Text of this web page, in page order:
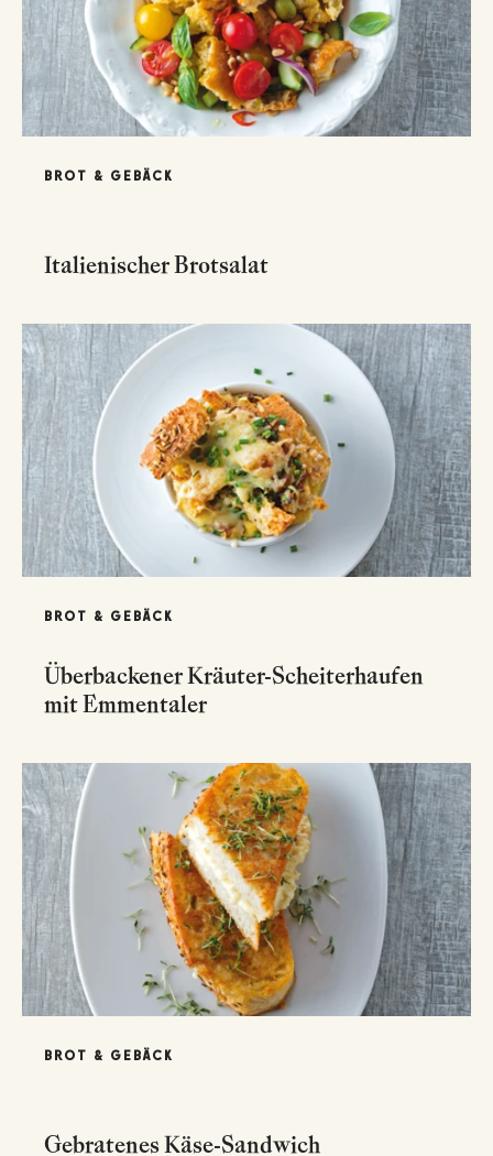
BROT & GEBÄCK
Italienischer Brotsalat
BROT & GEBÄCK
Überbackener Kräuter-Scheiterhaufen
mit Emmentaler
BROT & GEBÄCK
Gebratenes Käse-Sandwich